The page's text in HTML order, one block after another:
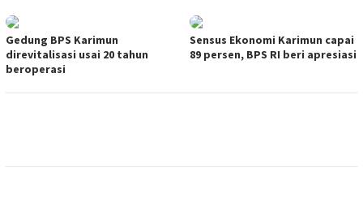
Gedung BPS Karimun
direvitalisasi usai 20 tahun
beroperasi
Sensus Ekonomi Karimun capai
89 persen, BPS RI beri apresiasi